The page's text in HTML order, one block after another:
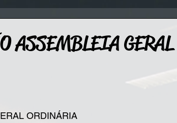
ASSEMBLEIA GERAL
ORDINÁRIA